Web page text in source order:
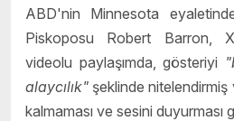
ABD'nin Minnesota
Piskoposu Robert Barron, X
videolu paylaşımda, gösteriyi
alaycılık" şeklinde nitelendirmiş
kalmaması ve sesini duyurması